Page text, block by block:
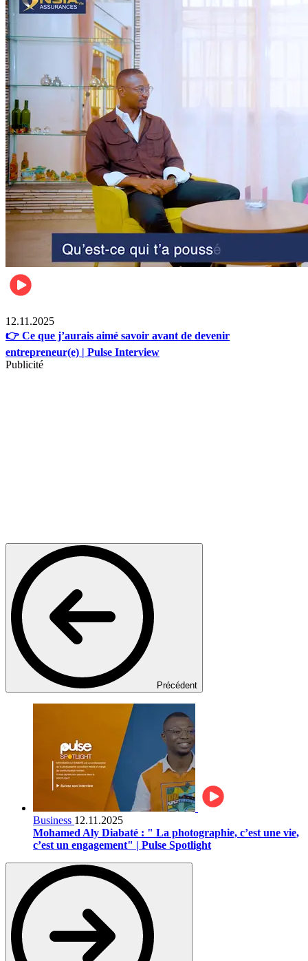
12.11.2025
👉 Ce que j’aurais aimé savoir avant de devenir
entrepreneur(e) | Pulse Interview
Publicité
Précédent
Business 12.11.2025
Mohamed Aly Diabaté : " La photographie, c’est une vie,
c’est un engagement" | Pulse Spotlight